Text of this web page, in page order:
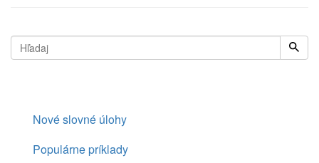
Nové slovné úlohy
Populárne príklady